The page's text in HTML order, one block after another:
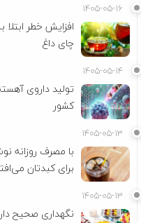
۱۴۰۵-۰۵-۱۶
افزایش خطر
چای داغ
۱۴۰۵-۰۵-۱۴
تولید داروی
کشور
۱۴۰۵-۰۵-۱۳
با مصرف روزانه
برای کبدتان
۱۴۰۵-۰۵-۱۳
نگهداری صحیح